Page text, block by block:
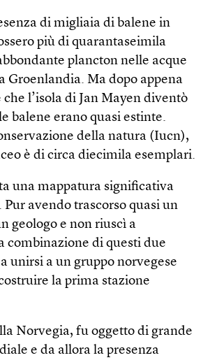
di migliaia di balene in
più di quarantaseimila
plancton nelle acque
Groenlandia. Ma dopo appena
l’isola di Jan Mayen diventò
balene erano quasi estinte.
della natura (Iucn),
è di circa diecimila esemplari.
una mappatura significativa
Pur avendo trascorso quasi un
geologo e non riuscì a
combinazione di questi due
unirsi a un gruppo norvegese
la prima stazione
Norvegia, fu oggetto di grande
e da allora la presenza